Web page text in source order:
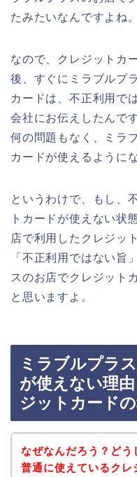
たみたいなんですよね。
なので、クレジットカ
後、すぐにミラブルプ
カードは、不正利用で
会社にお伝えしたんで
何の問題もなく、ミラ
カードが使えるように
というわけで、もし、
トカードが使えない状
店で利用したクレジッ
「不正利用ではない旨
スのお店でクレジット
と思いますよ。
ミラブルプラ
が使えない理
ジットカードの
なぜなんだろう？どう
普通に使えているクレ